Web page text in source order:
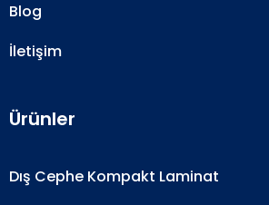
Blog
İletişim
Ürünler
Dış Cephe Kompakt Laminat